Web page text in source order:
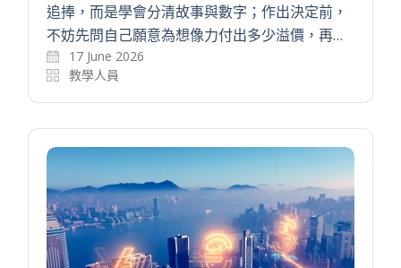
追捧，而是學會分清故事與數字；作出決定前，
不妨先問自己願意為想像力付出多少溢價，再…
17 June 2026
教學人員